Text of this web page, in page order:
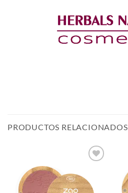
PRODUCTOS RELACIONADOS
lista de
deseos